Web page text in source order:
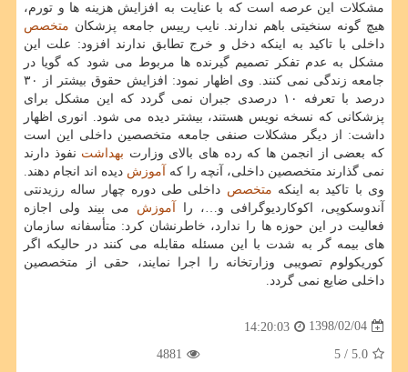
مشكلات این عرصه است كه با عنایت به افزایش هزینه ها و تورم،
هیچ گونه سنخیتی باهم ندارند. نایب رییس جامعه پزشكان متخصص
داخلی با تاكید به اینكه دخل و خرج تطابق ندارند افزود: علت این
مشكل به عدم تفكر تصمیم گیرنده ها مربوط می شود كه گویا در
جامعه زندگی نمی كنند. وی اظهار نمود: افزایش حقوق بیشتر از ۳۰
درصد با تعرفه ۱۰ درصدی جبران نمی گردد كه این مشكل برای
پزشكانی كه نسخه نویس هستند، بیشتر دیده می شود. انوری اظهار
داشت: از دیگر مشكلات صنفی جامعه متخصصین داخلی این است
كه بعضی از انجمن ها كه رده های بالای وزارت بهداشت نفوذ دارند
نمی گذارند متخصصین داخلی، آنچه را كه
آموزش دیده اند انجام دهند.
وی با تاكید به اینكه متخصص داخلی طی دوره چهار ساله رزیدنتی
آندوسكوپی، اكوكاردیوگرافی و…، را
آموزش می بیند ولی اجازه
فعالیت در این حوزه ها را ندارد، خاطرنشان كرد: متأسفانه سازمان
های بیمه گر به شدت با این مسئله مقابله می كنند در حالیكه اگر
كوریكولوم تصویبی وزارتخانه را اجرا نمایند، حقی از متخصصین
داخلی ضایع نمی گردد.
1398/02/04
14:20:03
5.0
/ 5
4881